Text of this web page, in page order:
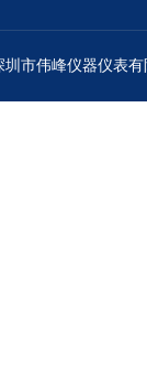
圳市伟峰仪器仪表